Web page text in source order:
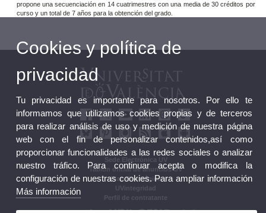
propone una secuenciación en 14 cuatrimestres con una media de 30 créditos por
curso y un total de 7 años para la obtención del grado.
Sede Electrónica UV
Tablón oficial de anuncios UV
Plan Estratégico
UVintegridad
Perfil de contratante
Cookies y política de
privacidad
Tu privacidad es importante para nosotros. Por ello te
informamos que utilizamos cookies propias y de terceros
para realizar análisis de uso y medición de nuestra página
web con el fin de personalizar contenidos,así como
proporcionar funcionalidades a las redes sociales o analizar
nuestro tráfico. Para continuar acepta o modifica la
configuración de nuestras cookies. Para ampliar información
Más información